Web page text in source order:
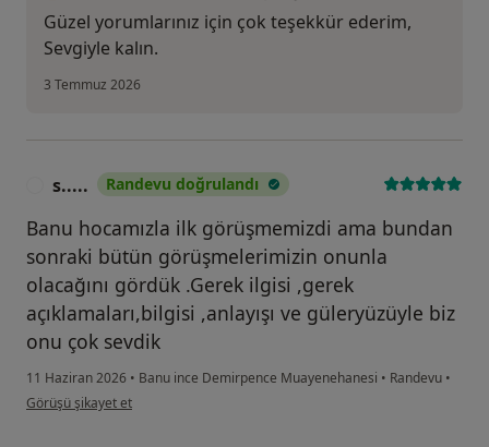
Güzel yorumlarınız için çok teşekkür ederim,
Sevgiyle kalın.
3 Temmuz 2026
s..... Randevu doğrulandı
Banu hocamızla ilk görüşmemizdi ama bundan
sonraki bütün görüşmelerimizin onunla
olacağını gördük .Gerek ilgisi ,gerek
açıklamaları,bilgisi ,anlayışı ve güleryüzüyle biz
onu çok sevdik
11 Haziran 2026 • Banu ince Demirpence Muayenehanesi • Randevu •
kullanıcının görüşüne göre s.....
Görüşü şikayet et